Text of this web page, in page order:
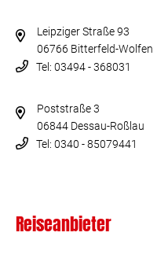
Leipziger Straße 93
06766 Bitterfeld-Wolfen
Tel: 03494 - 368031
Poststraße 3
06844 Dessau-Roßlau
Tel: 0340 - 85079441
Reiseanbieter